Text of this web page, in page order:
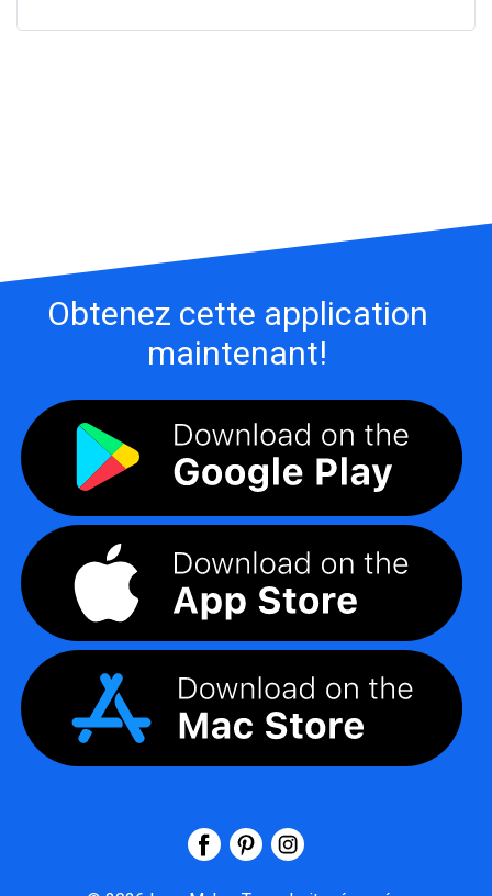
Obtenez cette application
maintenant!